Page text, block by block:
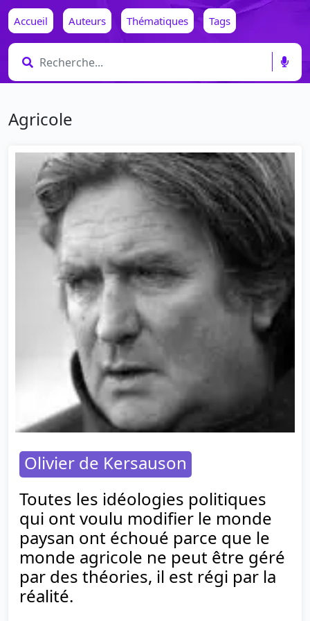
Accueil Auteurs Thématiques Tags
Agricole
Olivier de Kersauson
Toutes les idéologies politiques
qui ont voulu modifier le monde
paysan ont échoué parce que le
monde agricole ne peut être géré
par des théories, il est régi par la
réalité.